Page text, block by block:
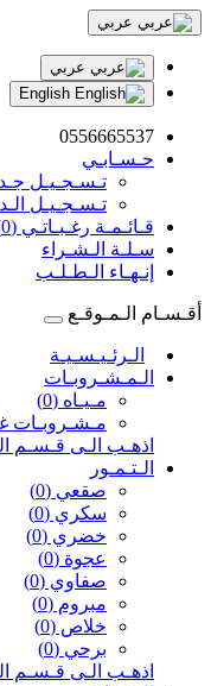
عربي
عربي
0556665537
حـسـابـي
تـسـجـيـل
تـسـجـيـل
قـائـمـة رغـبـاتـي (0)
سـلـة الـشـراء
إنـهـاء الـطـلـب
أقـسـام الـمـوقـع
الـرئـيـسـيـة
الـمـشـروبـات
مـيـاه (0)
مـشـروبـات
اذهـب الـى قـسـم
الـتـمـور
صقعي (0)
سكري (0)
خضري (0)
عجوة (0)
صفاوي (0)
مبروم (0)
خلاص (0)
برحي (0)
اذهـب الـى قـسـم